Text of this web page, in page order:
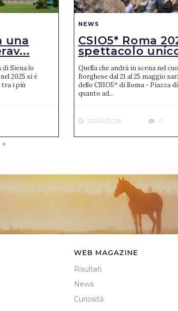
una
Siena lo
2025 si è
tra i più
NEWS
CSIO5* Roma
spettacolo
Quella che andrà in scena nel
Borghese dal 21 al 25 maggio
dello CSIO5* di Roma - Piazza
quanto ad...
22/04/2025 0
WEB MAGAZINE
Risultati
News
Curiosità